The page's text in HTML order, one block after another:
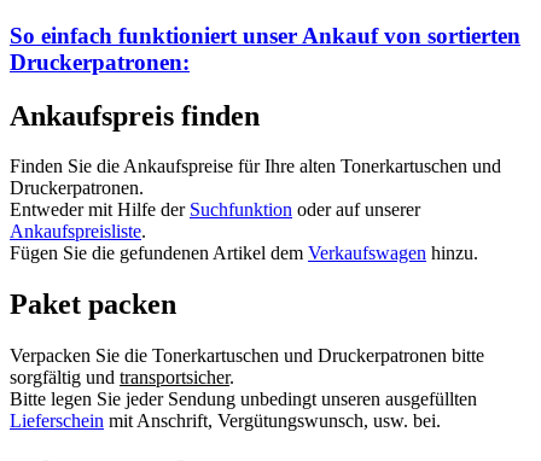
So einfach funktioniert unser Ankauf von sortierten
Druckerpatronen:
Ankaufspreis finden
Finden Sie die Ankaufspreise für Ihre alten Tonerkartuschen und
Druckerpatronen.
Entweder mit Hilfe der Suchfunktion oder auf unserer
Ankaufspreisliste.
Fügen Sie die gefundenen Artikel dem Verkaufswagen hinzu.
Paket packen
Verpacken Sie die Tonerkartuschen und Druckerpatronen bitte
sorgfältig und transportsicher.
Bitte legen Sie jeder Sendung unbedingt unseren ausgefüllten
Lieferschein mit Anschrift, Vergütungswunsch, usw. bei.